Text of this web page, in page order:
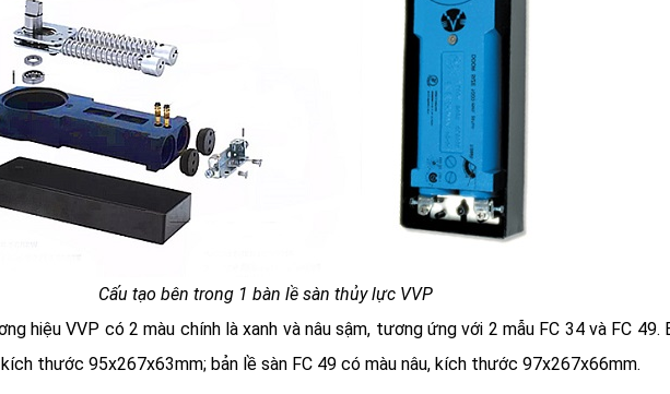
Cấu tạo bên trong 1 bàn lề sàn thủy lực VVP
hiệu VVP có 2 màu chính là xanh và nâu sậm, tương ứng với 2 mẫu FC 34 và FC 49.
kích thước 95x267x63mm; bản lề sàn FC 49 có màu nâu, kích thước 97x267x66mm.